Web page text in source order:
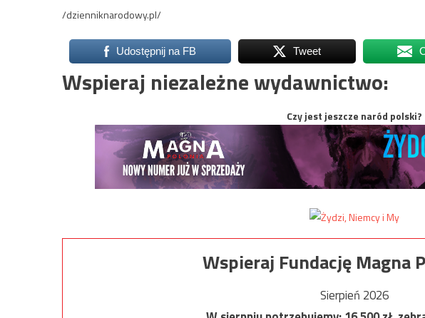
/dzienniknarodowy.pl/
Udostępnij na FB Tweet
Wspieraj niezależne wydawnictwo:
Czy jest jeszcze naród polski?
Wspieraj Fundację Magna
Sierpień 2026